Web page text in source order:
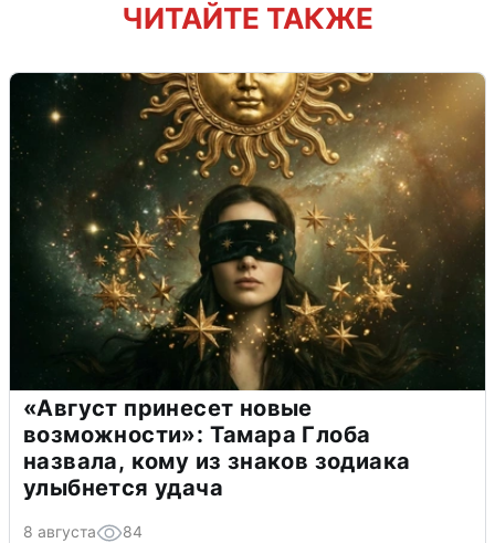
ЧИТАЙТЕ ТАКЖЕ
«Август принесет новые
возможности»: Тамара Глоба
назвала, кому из знаков зодиака
улыбнется удача
8 августа 84